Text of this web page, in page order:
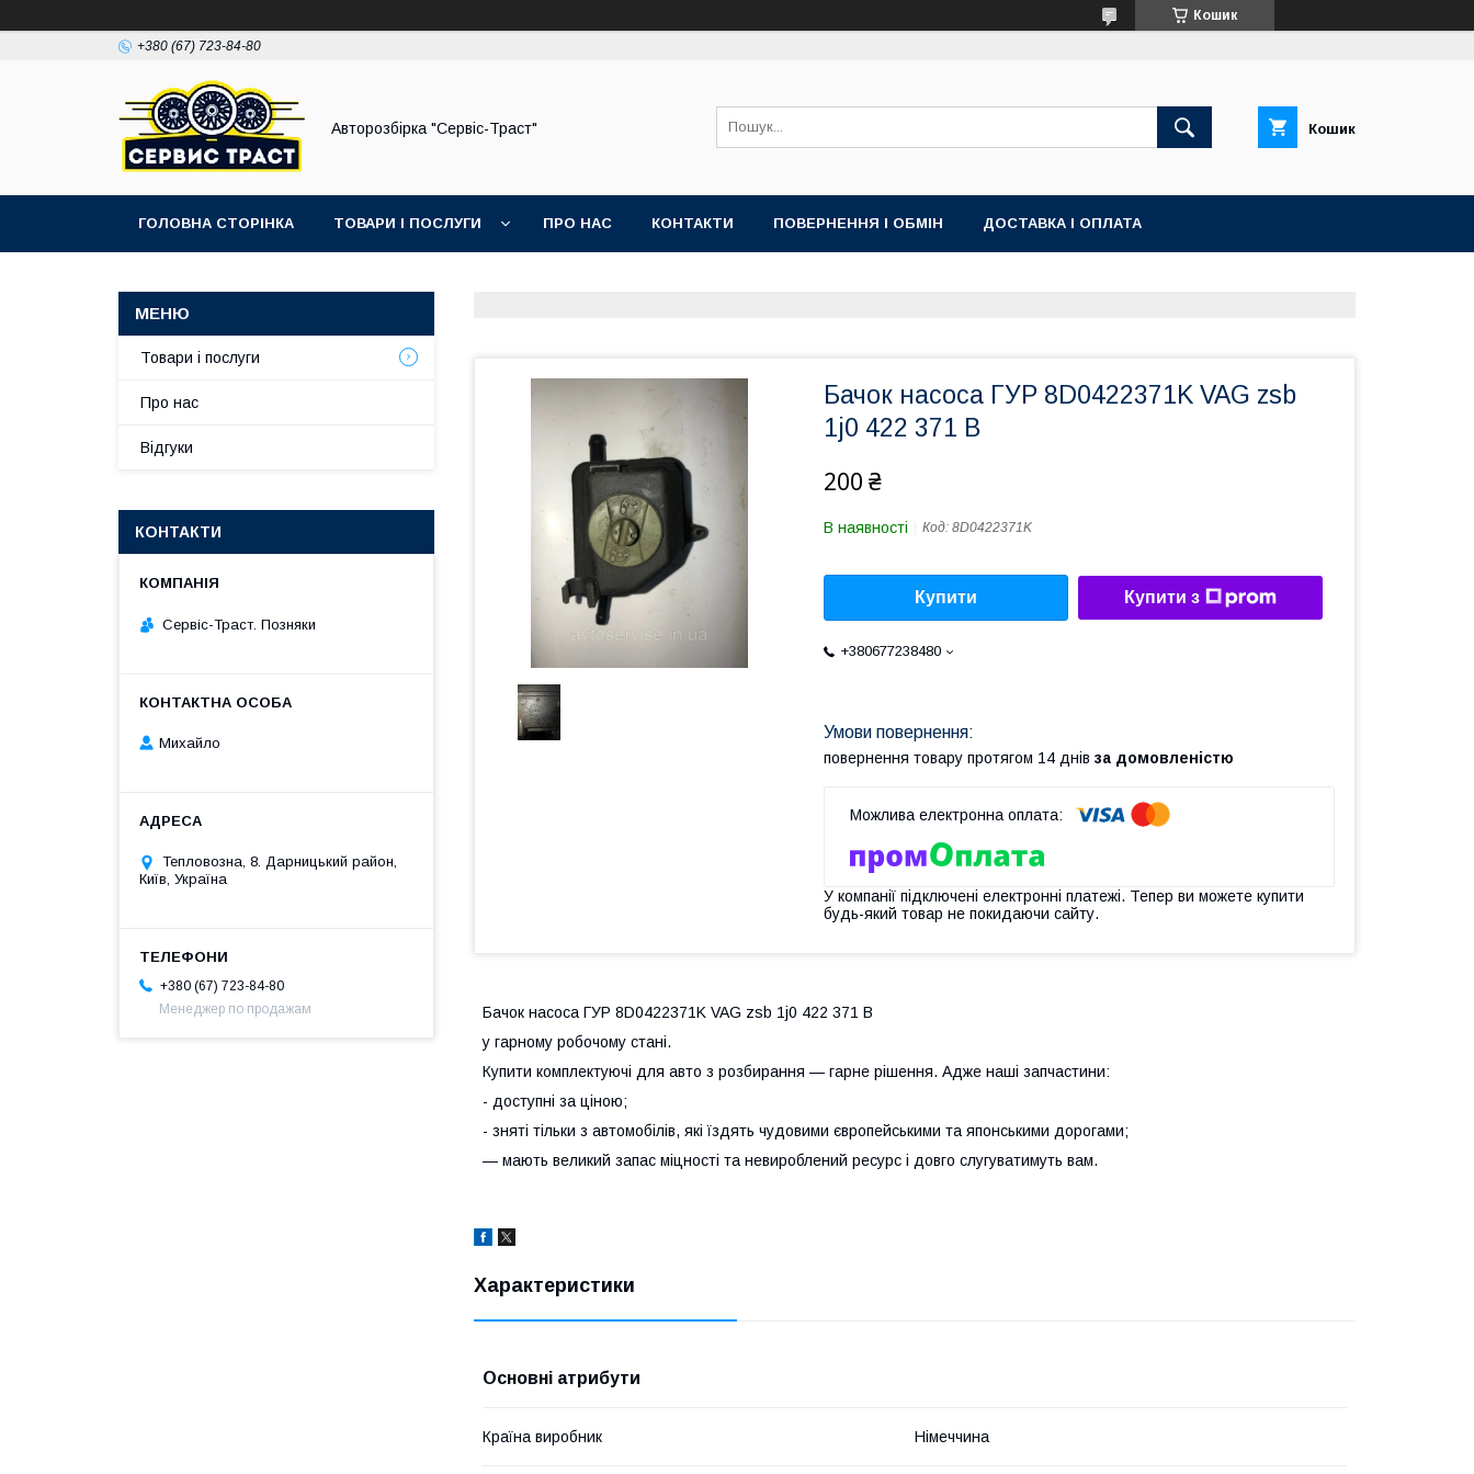
Кошик
+380 (67) 723-84-80
Авторозбірка "Сервіс-Траст" Кошик
ГОЛОВНА СТОРІНКА ТОВАРИ І ПОСЛУГИ ПРО НАС КОНТАКТИ ПОВЕРНЕННЯ І ОБМІН ДОСТАВКА І ОПЛАТА
Бачок насоса ГУР 8D0422371K VAG zsb
1j0 422 371 B
200 ₴
В наявності Код: 8D0422371K
Купити Купити з
+380677238480
повернення товару протягом 14 днів за домовленістю
У компанії підключені електронні платежі. Тепер ви можете купити
будь-який товар не покидаючи сайту.
Бачок насоса ГУР 8D0422371K VAG zsb 1j0 422 371 B
у гарному робочому стані.
Купити комплектуючі для авто з розбирання — гарне рішення. Адже наші запчастини:
- доступні за ціною;
- зняті тільки з автомобілів, які їздять чудовими європейськими та японськими дорогами;
— мають великий запас міцності та невироблений ресурс і довго слугуватимуть вам.
Характеристики
Основні атрибути
Країна виробник Німеччина
Товари і послуги
Про нас
Відгуки
КОНТАКТИ
Сервіс-Траст. Позняки
Михайло
Тепловозна, 8. Дарницький район,
Київ, Україна
+380 (67) 723-84-80
Менеджер по продажам